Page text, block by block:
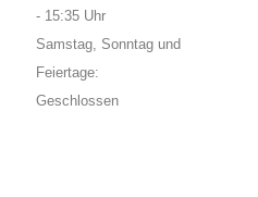
- 15:35 Uhr
Samstag, Sonntag und
Feiertage:
Geschlossen